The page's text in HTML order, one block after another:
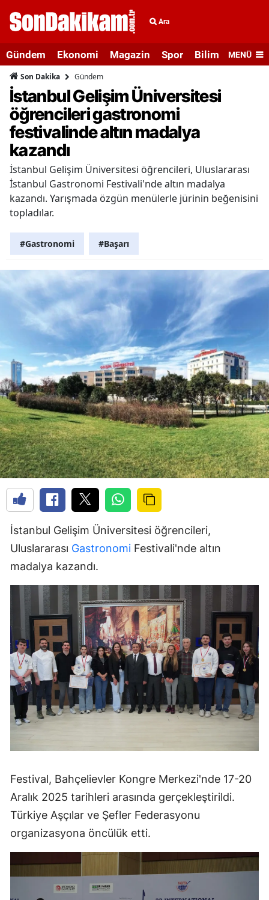
Ara
Gündem Ekonomi Magazin Spor Bilim veMENÜ
Son Dakika Gündem
İstanbul Gelişim Üniversitesi
öğrencileri gastronomi
festivalinde altın madalya
kazandı
İstanbul Gelişim Üniversitesi öğrencileri, Uluslararası
İstanbul Gastronomi Festivali'nde altın madalya
kazandı. Yarışmada özgün menülerle jürinin beğenisini
topladılar.
#Gastronomi #Başarı
İstanbul Gelişim Üniversitesi öğrencileri,
Uluslararası Gastronomi Festivali'nde altın
madalya kazandı.
Festival, Bahçelievler Kongre Merkezi'nde 17-20
Aralık 2025 tarihleri arasında gerçekleştirildi.
Türkiye Aşçılar ve Şefler Federasyonu
organizasyona öncülük etti.